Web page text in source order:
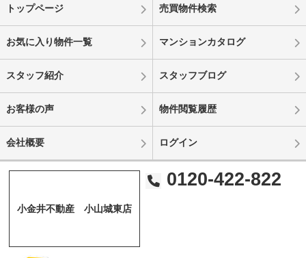
トップページ 売買物件検索
お気に入り物件一覧 マンションカタログ
スタッフ紹介 スタッフブログ
お客様の声 物件閲覧履歴
会社概要 ログイン
小金井不動産 小山城東店
0120-422-822